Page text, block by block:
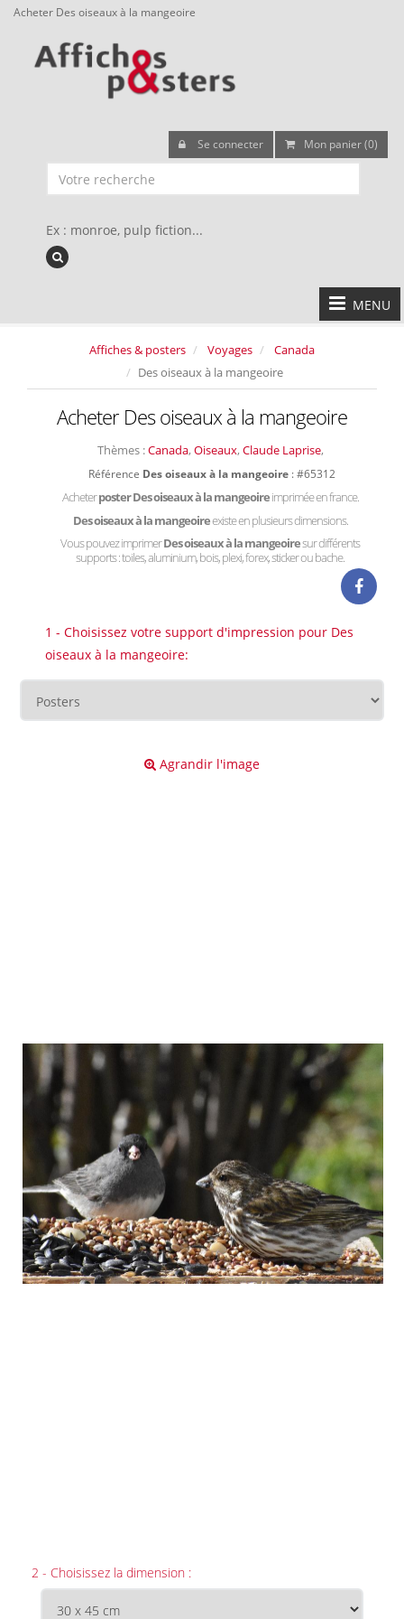
Acheter Des oiseaux à la mangeoire
Se connecter Mon panier (0)
Ex : monroe, pulp fiction...
MENU
Affiches & posters Voyages
Canada
Des oiseaux à la mangeoire
Acheter Des oiseaux à la mangeoire
Thèmes :Canada, Oiseaux, Claude Laprise,
Référence Des oiseaux à la mangeoire : #65312
Acheterposter Des oiseaux à la mangeoireimprimée en france.
Des oiseaux à la mangeoireexiste en plusieurs dimensions.
Vous pouvez imprimerDes oiseaux à la mangeoiresur différents
supports : toiles, aluminium, bois, plexi, forex, sticker ou bache.
1 - Choisissez votre support d'impression pour Des
oiseaux à la mangeoire:
Agrandir l'image
2 - Choisissez la dimension :